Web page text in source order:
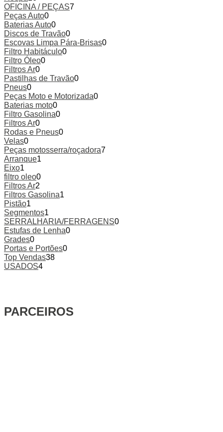
OFICINA / PEÇAS7
Peças Auto0
Baterias Auto0
Discos de Travão0
Escovas Limpa Pára-Brisas0
Filtro Habitáculo0
Filtro Óleo0
Filtros Ar0
Pastilhas de Travão0
Pneus0
Peças Moto e Motorizada0
Baterias moto0
Filtro Gasolina0
Filtros Ar0
Rodas e Pneus0
Velas0
Peças motosserra/roçadora7
Arranque1
Eixo1
filtro oleo0
Filtros Ar2
Filtros Gasolina1
Pistão1
Segmentos1
SERRALHARIA/FERRAGENS0
Estufas de Lenha0
Grades0
Portas e Portões0
Top Vendas38
USADOS4
PARCEIROS